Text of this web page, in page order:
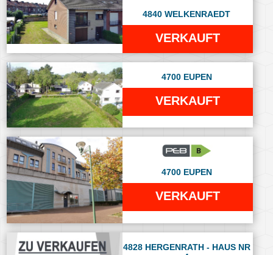
4840 WELKENRAEDT
VERKAUFT
4700 EUPEN
VERKAUFT
4700 EUPEN
VERKAUFT
4828 HERGENRATH - HAUS NR